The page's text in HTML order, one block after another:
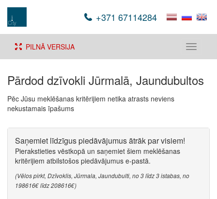
+371 67114284
Toggle
PILNĀ VERSIJA
Pārdod dzīvokli Jūrmalā, Jaundubultos
Pēc Jūsu meklēšanas kritērijiem netika atrasts neviens
nekustamais īpašums
Saņemiet līdzīgus piedāvājumus ātrāk par visiem!
Pierakstieties vēstkopā un saņemiet šiem meklēšanas
kritērijiem atbilstošos piedāvājumus e-pastā.
(Vēlos pirkt, Dzīvoklis, Jūrmala, Jaundubulti, no 3 līdz 3 istabas, no
198616€ līdz 208616€)